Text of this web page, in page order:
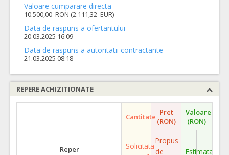
Valoare cumparare directa
10.500,00 RON (2.111,32 EUR)
Data de raspuns a ofertantului
20.03.2025 16:09
Data de raspuns a autoritatii contractante
21.03.2025 08:18
REPERE ACHIZITIONATE
Reper
Cantitate Pret
(RON)
Valoare
(RON)
Solicitata
Propus
de
Estimata